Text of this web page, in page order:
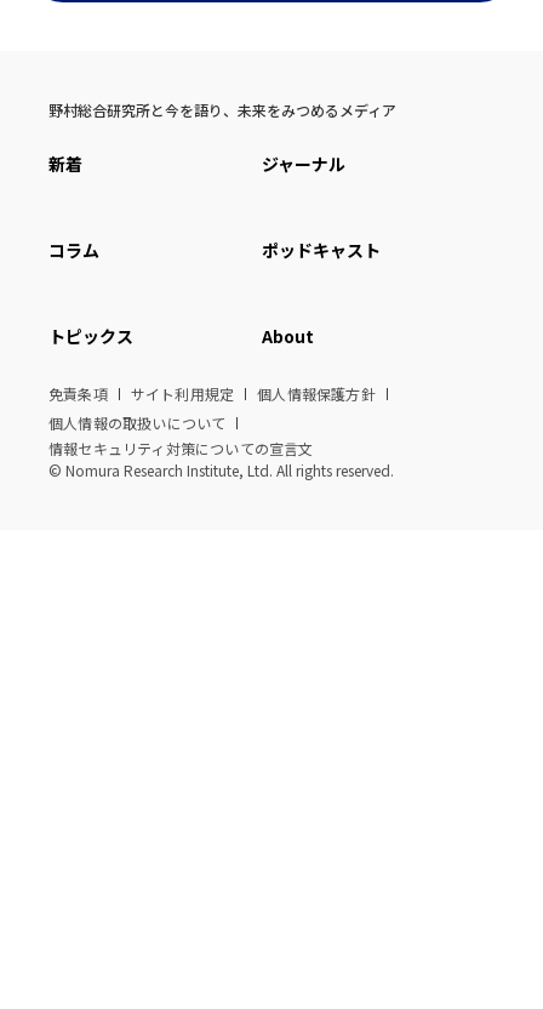
野村総合研究所と今を語り、未来をみつめるメディア
新着 ジャーナル
コラム ポッドキャスト
トピックス About
免責条項 サイト利用規定
個人情報保護方針
個人情報の取扱いについて
情報セキュリティ対策についての宣言文
© Nomura Research Institute, Ltd. All rights reserved.